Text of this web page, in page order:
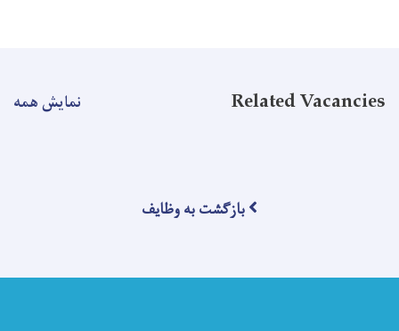
Related Vacancies نمایش همه
بازگشت به وظایف